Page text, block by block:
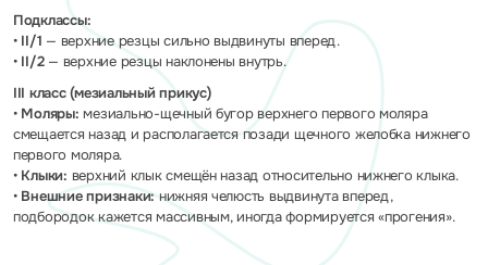
Подклассы:
• II/1 — верхние резцы сильно выдвинуты вперед.
• II/2— верхние резцы наклонены внутрь.
III класс (мезиальный прикус)
• Моляры: мезиально-щечный бугор верхнего первого моляра
смещается назад и располагается позади щечного желобка нижнего
первого моляра.
• Клыки: верхний клык смещён назад относительно нижнего клыка.
• Внешние признаки:нижняя челюсть выдвинута вперед,
подбородок кажется массивным, иногда формируется «прогения».